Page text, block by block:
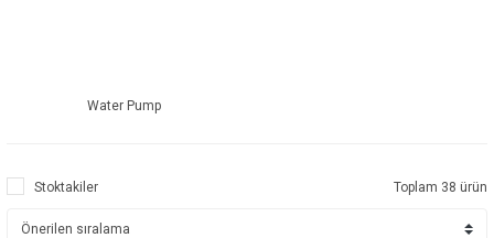
Water Pump
Stoktakiler Toplam 38 ürün